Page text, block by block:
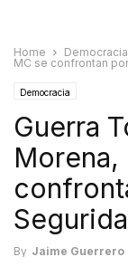
Home Democracia
MC se confrontan
Democracia
Guerra
Morena,
By Jaime Guerrero